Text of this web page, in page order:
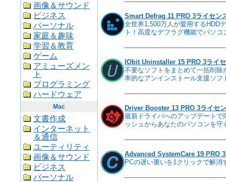
画像＆サウンド
ビジネス
パーソナル
家庭＆趣味
学習＆教育
ゲーム
アミューズメン
ト
プログラミング
ハードウェア
Mac
文書作成
インターネット
＆通信
ユーティリティ
画像＆サウンド
ビジネス
パーソナル
Smart Defrag 11 PRO 3ライセン
全世界1,500万人が愛用するHDD
ト！高度なデフラグ機能でパソコ
IObit Uninstaller 15 PRO 3ライ
不要なソフトをまとめて一括削除
率的なアンインストール支援ソフ
Driver Booster 13 PRO 3ライセ
最新ドライバへのアップデートで
ッシュからあなたのパソコンを守
Advanced SystemCare 19 PRO
PCの遅い重いを1クリックで解消